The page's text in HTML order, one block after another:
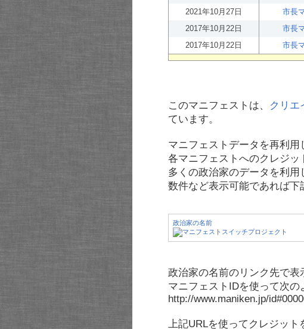
2021年10月27日
市長
2017年10月22日
市長
2017年10月22日
市長
このマニフェストは、 クリエ
ています。
マニフェストデータを再利用
各マニフェストへのクレジッ
多くの政治家のデータを利用
数件など表示可能であれば下
政治家の名前
政治家の名前のリンク先で表
マニフェストIDを使って次の
http://www.maniken.jp/
上記URLを使ってクレジット